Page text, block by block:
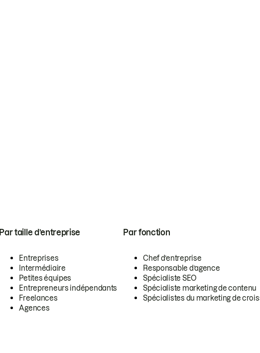
Par taille d’entreprise
Entreprises
Intermédiaire
Petites équipes
Entrepreneurs indépendants
Freelances
Agences
Par fonction
Chef d’entreprise
Responsable d’agence
Spécialiste SEO
Spécialiste marketing de contenu
Spécialistes du marketing de